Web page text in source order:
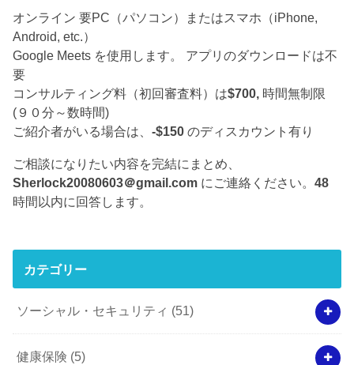
オンライン 要PC（パソコン）またはスマホ（iPhone,
Android, etc.）
Google Meets を使用します。 アプリのダウンロードは不
要
コンサルティング料（初回審査料）は$700, 時間無制限
(９０分～数時間)
ご紹介者がいる場合は、-$150 のディスカウント有り
ご相談になりたい内容を完結にまとめ、
Sherlock20080603＠gmail.com にご連絡ください。48
時間以内に回答します。
カテゴリー
ソーシャル・セキュリティ (51)
健康保険 (5)